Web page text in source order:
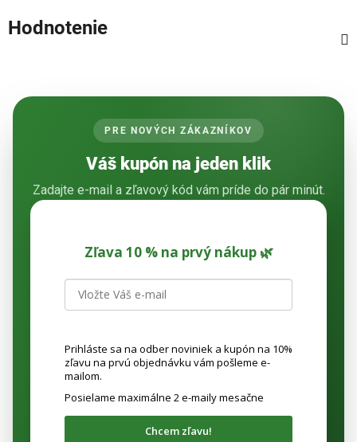
Hodnotenie
PRE NOVÝCH ZÁKAZNÍKOV
Váš kupón na jeden klik
Zadajte e-mail a zľavový kód vám príde do pár minút.
Zľava 10 % na prvý nákup 🌿
Prihláste sa na odber noviniek a kupón na 10%
zľavu na prvú objednávku vám pošleme e-
mailom.
Posielame maximálne 2 e-maily mesačne
Chcem zľavu!